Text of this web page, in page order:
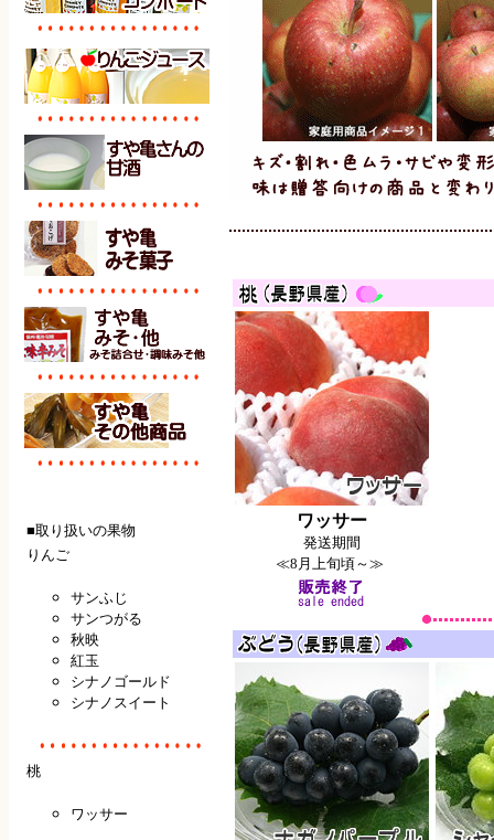
■取り扱いの果物
りんご
サンふじ
サンつがる
秋映
紅玉
シナノゴールド
シナノスイート
桃
ワッサー
ワッサー
発送期間
≪8月上旬頃～≫